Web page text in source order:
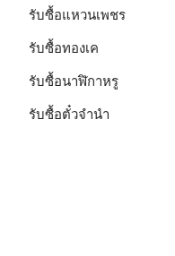
รับซื้อแหวนเพชร
รับซื้อทองเค
รับซื้อนาฬิกาหรู
รับซื้อตั๋วจำนำ